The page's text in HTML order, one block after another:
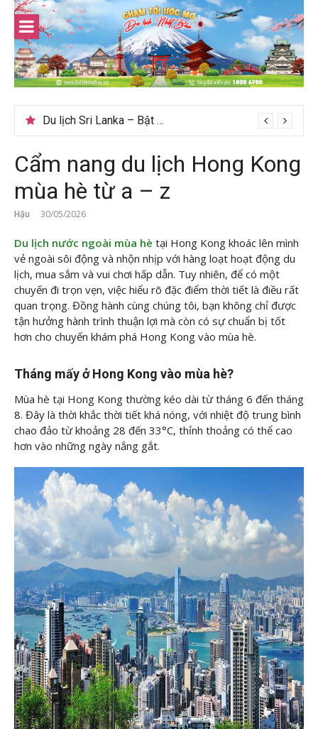
Skip
content
Du lịch Sri Lanka – Bật mí nên đi mùa nào đẹp
Cẩm nang du lịch Hong Kong
mùa hè từ a – z
Hậu 30/05/2026
Du lịch nước ngoài mùa hè tại Hong Kong khoác lên mình
vẻ ngoài sôi động và nhộn nhịp với hàng loạt hoạt động du
lịch, mua sắm và vui chơi hấp dẫn. Tuy nhiên, để có một
chuyến đi trọn vẹn, việc hiểu rõ đặc điểm thời tiết là điều rất
quan trọng. Đồng hành cùng chúng tôi, bạn không chỉ được
tận hưởng hành trình thuận lợi mà còn có sự chuẩn bị tốt
hơn cho chuyến khám phá Hong Kong vào mùa hè.
Tháng mấy ở Hong Kong vào mùa hè?
Mùa hè tại Hong Kong thường kéo dài từ tháng 6 đến tháng
8. Đây là thời khắc thời tiết khá nóng, với nhiệt độ trung bình
chao đảo từ khoảng 28 đến 33°C, thỉnh thoảng có thể cao
hơn vào những ngày nắng gắt.